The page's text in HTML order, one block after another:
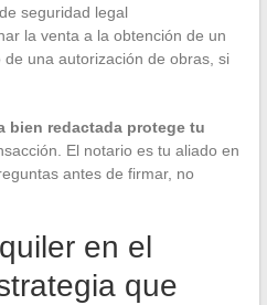
seguridad legal
la venta a la obtención de un
una autorización de obras, si
bien redactada protege tu
El notario es tu aliado en
antes de firmar, no
en el
que